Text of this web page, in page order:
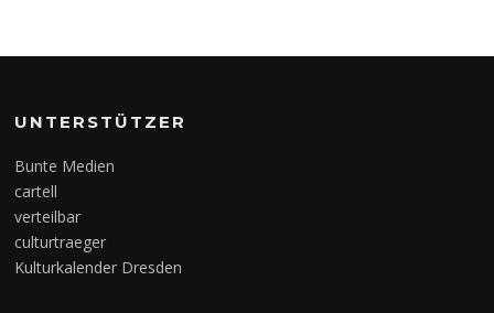
UNTERSTÜTZER
Bunte Medien
cartell
verteilbar
culturtraeger
Kulturkalender Dresden